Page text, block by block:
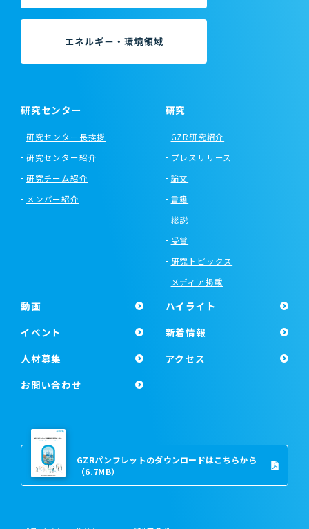
研究センター
研究センター長挨拶
研究センター紹介
研究チーム紹介
メンバー紹介
研究
GZR研究紹介
プレスリリース
論文
書籍
総説
受賞
研究トピックス
メディア掲載
動画
ハイライト
イベント
新着情報
人材募集
アクセス
お問い合わせ
GZRパンフレットのダウンロードはこちらから
（6.7MB）